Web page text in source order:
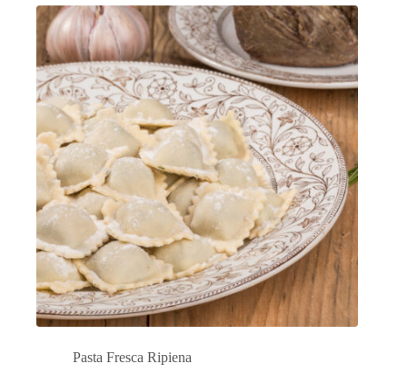
Pasta Fresca Ripiena